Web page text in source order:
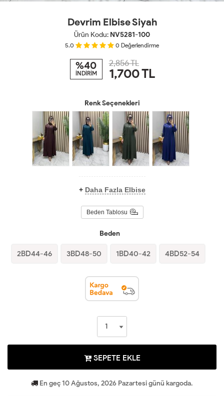
Devrim Elbise Siyah
Ürün Kodu: NV5281-100
5.0 0 Değerlendirme
%40
İNDİRİM
2,856 TL
1,700TL
Renk Seçenekleri
+ Daha Fazla Elbise
Beden Tablosu
Beden
2BD44-46 3BD48-50 1BD40-42 4BD52-54
SEPETE EKLE
En geç 10 Ağustos, 2026 Pazartesi günü kargoda.